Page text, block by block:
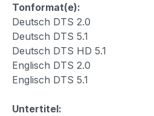
Tonformat(e):
Deutsch DTS 2.0
Deutsch DTS 5.1
Deutsch DTS HD 5.1
Englisch DTS 2.0
Englisch DTS 5.1
Untertitel: